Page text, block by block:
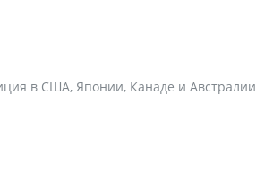
в США, Японии, Канаде и Австралии